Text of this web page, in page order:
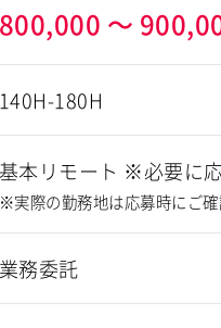
800,000 ～
140H-180H
基本リモート ※必要に
※実際の勤務地は応募時にご
業務委託